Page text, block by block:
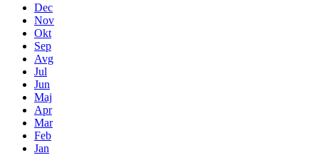
Dec
Nov
Okt
Sep
Avg
Jul
Jun
Maj
Apr
Mar
Feb
Jan